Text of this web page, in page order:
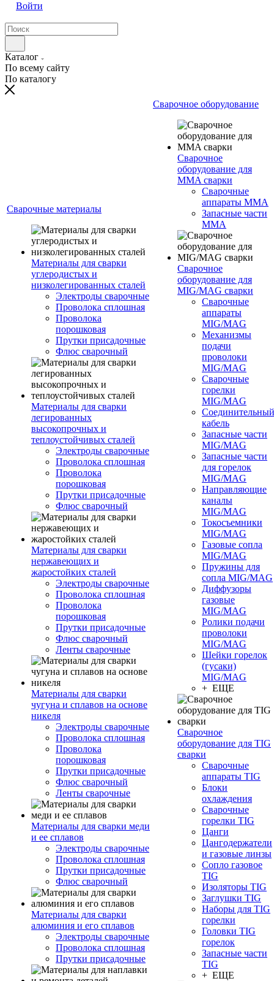
Войти
Каталог
По всему сайту
По каталогу
Сварочные материалы
Материалы для сварки
углеродистых и
низколегированных сталей
Электроды сварочные
Проволока сплошная
Проволока
порошковая
Прутки присадочные
Флюс сварочный
Материалы для сварки
легированных
высокопрочных и
теплоустойчивых сталей
Электроды сварочные
Проволока сплошная
Проволока
порошковая
Прутки присадочные
Флюс сварочный
Материалы для сварки
нержавеющих и
жаростойких сталей
Электроды сварочные
Проволока сплошная
Проволока
порошковая
Прутки присадочные
Флюс сварочный
Ленты сварочные
Материалы для сварки
чугуна и сплавов на основе
никеля
Электроды сварочные
Проволока сплошная
Проволока
порошковая
Прутки присадочные
Флюс сварочный
Ленты сварочные
Материалы для сварки меди
и ее сплавов
Электроды сварочные
Проволока сплошная
Прутки присадочные
Флюс сварочный
Материалы для сварки
алюминия и его сплавов
Электроды сварочные
Проволока сплошная
Прутки присадочные
Сварочное оборудование
Сварочное
оборудование для
MMA сварки
Сварочные
аппараты MMA
Запасные части
MMA
Сварочное
оборудование для
MIG/MAG сварки
Сварочные
аппараты
MIG/MAG
Механизмы
подачи
проволоки
MIG/MAG
Сварочные
горелки
MIG/MAG
Соединительный
кабель
Запасные части
MIG/MAG
Запасные части
для горелок
MIG/MAG
Направляющие
каналы
MIG/MAG
Токосъемники
MIG/MAG
Газовые сопла
MIG/MAG
Пружины для
сопла MIG/MAG
Диффузоры
газовые
MIG/MAG
Ролики подачи
проволоки
MIG/MAG
Шейки горелок
(гусаки)
MIG/MAG
+ ЕЩЕ
Сварочное
оборудование для TIG
сварки
Сварочные
аппараты TIG
Блоки
охлаждения
Сварочные
горелки TIG
Цанги
Цангодержатели
и газовые линзы
Сопло газовое
TIG
Изоляторы TIG
Заглушки TIG
Наборы для TIG
горелки
Головки TIG
горелок
Запасные части
TIG
+ ЕЩЕ